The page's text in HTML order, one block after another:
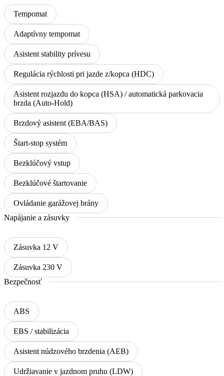
Tempomat
Adaptívny tempomat
Asistent stability prívesu
Regulácia rýchlosti pri jazde z/kopca (HDC)
Asistent rozjazdu do kopca (HSA) / automatická parkovacia
brzda (Auto-Hold)
Brzdový asistent (EBA/BAS)
Štart-stop systém
Bezklúčový vstup
Bezklúčové štartovanie
Ovládanie garážovej brány
Napájanie a zásuvky
Zásuvka 12 V
Zásuvka 230 V
Bezpečnosť
ABS
EBS / stabilizácia
Asistent núdzového brzdenia (AEB)
Udržiavanie v jazdnom pruhu (LDW)